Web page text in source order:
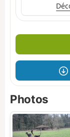
Photos